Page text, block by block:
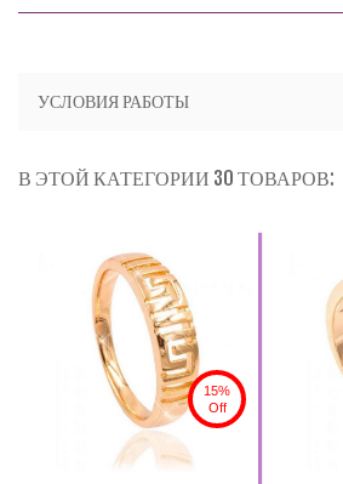
УСЛОВИЯ РАБОТЫ
В ЭТОЙ КАТЕГОРИИ 30 ТОВАРОВ:
15%
Off